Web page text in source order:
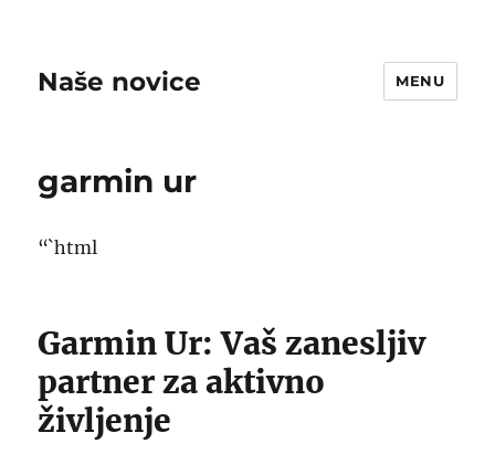
Naše novice MENU
garmin ur
“`html
Garmin Ur: Vaš zanesljiv
partner za aktivno
življenje